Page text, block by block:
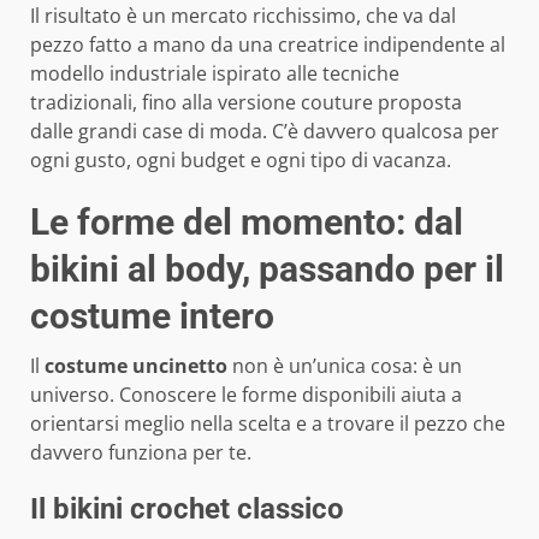
Il risultato è un mercato ricchissimo, che va dal
pezzo fatto a mano da una creatrice indipendente al
modello industriale ispirato alle tecniche
tradizionali, fino alla versione couture proposta
dalle grandi case di moda. C’è davvero qualcosa per
ogni gusto, ogni budget e ogni tipo di vacanza.
Le forme del momento: dal
bikini al body, passando per il
costume intero
Il costume uncinetto non è un’unica cosa: è un
universo. Conoscere le forme disponibili aiuta a
orientarsi meglio nella scelta e a trovare il pezzo che
davvero funziona per te.
Il bikini crochet classico